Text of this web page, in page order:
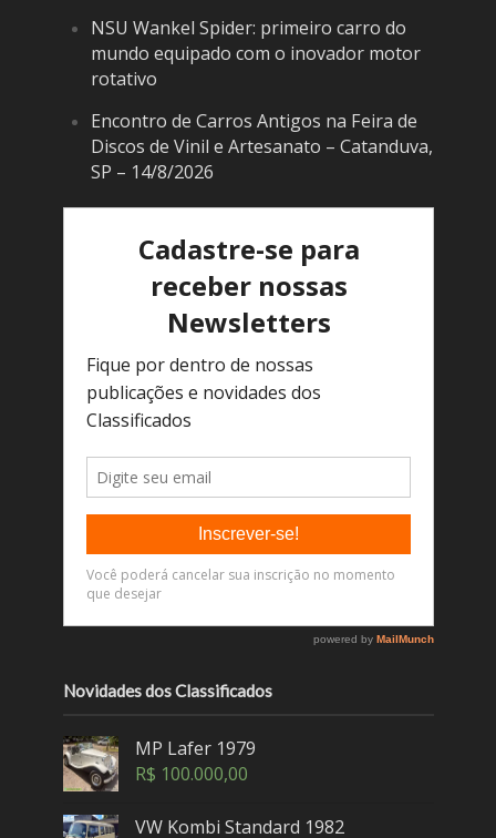
NSU Wankel Spider: primeiro carro do
mundo equipado com o inovador motor
rotativo
Encontro de Carros Antigos na Feira de
Discos de Vinil e Artesanato – Catanduva,
SP – 14/8/2026
Novidades dos Classificados
MP Lafer 1979
R$ 100.000,00
VW Kombi Standard 1982